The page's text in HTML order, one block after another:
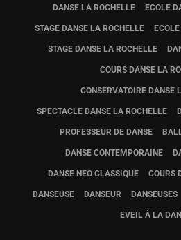
DANSE LA ROCHELLE ECOLE
STAGE DANSE LA ROCHELLE
STAGE DANSE LA ROCHELLE
COURS DANSE LA
CONSERVATOIRE DANSE
SPECTACLE DANSE LA ROCHELLE
PROFESSEUR DE DANSE
DANSE CONTEMPORAINE
DANSE NEO CLASSIQUE COURS
DANSEUSE DANSEUR DANSEUSES
EVEIL À LA